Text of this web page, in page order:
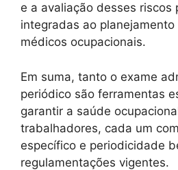
e a avaliação desses riscos
integradas ao planejamento
médicos ocupacionais.
Em suma, tanto o exame
periódico são ferramentas
garantir a saúde
trabalhadores, cada um
específico e periodicidade
regulamentações vigentes.